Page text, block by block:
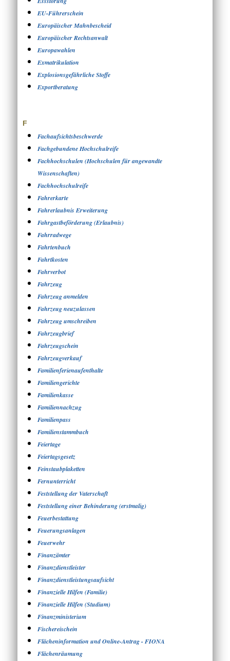
EU-Führerschein
Europäischer Mahnbescheid
Europäischer Rechtsanwalt
Europawahlen
Exmatrikulation
Explosionsgefährliche Stoffe
Exportberatung
F
Fachaufsichtsbeschwerde
Fachgebundene Hochschulreife
Fachhochschulen (Hochschulen für angewandte
Wissenschaften)
Fachhochschulreife
Fahrerkarte
Fahrerlaubnis Erweiterung
Fahrgastbeförderung (Erlaubnis)
Fahrradwege
Fahrtenbuch
Fahrtkosten
Fahrverbot
Fahrzeug
Fahrzeug anmelden
Fahrzeug neuzulassen
Fahrzeug umschreiben
Fahrzeugbrief
Fahrzeugschein
Fahrzeugverkauf
Familienferienaufenthalte
Familiengerichte
Familienkasse
Familiennachzug
Familienpass
Familienstammbuch
Feiertage
Feiertagsgesetz
Feinstaubplaketten
Fernunterricht
Feststellung der Vaterschaft
Feststellung einer Behinderung (erstmalig)
Feuerbestattung
Feuerungsanlagen
Feuerwehr
Finanzämter
Finanzdienstleister
Finanzdienstleistungsaufsicht
Finanzielle Hilfen (Familie)
Finanzielle Hilfen (Studium)
Finanzministerium
Fischereischein
Flächeninformation und Online-Antrag - FIONA
Flächenräumung